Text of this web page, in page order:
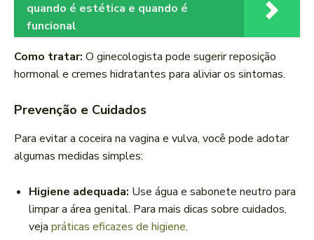
quando é estética e quando é
funcional
Como tratar: O ginecologista pode sugerir reposição
hormonal e cremes hidratantes para aliviar os sintomas.
Prevenção e Cuidados
Para evitar a coceira na vagina e vulva, você pode adotar
algumas medidas simples:
Higiene adequada: Use água e sabonete neutro para
limpar a área genital. Para mais dicas sobre cuidados,
veja práticas eficazes de higiene.